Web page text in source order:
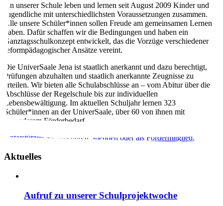
An unserer Schule leben und lernen seit August 2009 Kinder und
Jugendliche mit unterschiedlichsten Voraussetzungen zusammen.
Alle unsere Schüler*innen sollen Freude am gemeinsamen Lernen
haben. Dafür schaffen wir die Bedingungen und haben ein
Ganztagsschulkonzept entwickelt, das die Vorzüge verschiedener
reformpädagogischer Ansätze vereint.
Die UniverSaale Jena ist staatlich anerkannt und dazu berechtigt,
Prüfungen abzuhalten und staatlich anerkannte Zeugnisse zu
erteilen. Wir bieten alle Schulabschlüsse an – vom Abitur über die
Abschlüsse der Regelschule bis zur individuellen
Lebensbewältigung. Im aktuellen Schuljahr lernen 323
Schüler*innen an der UniverSaale, über 60 von ihnen mit
besonderem Förderbedarf.
Unterstützen Sie uns durch Spenden oder als Fördermitglied.
Aktuelles
Aufruf zu unserer Schulprojektwoche